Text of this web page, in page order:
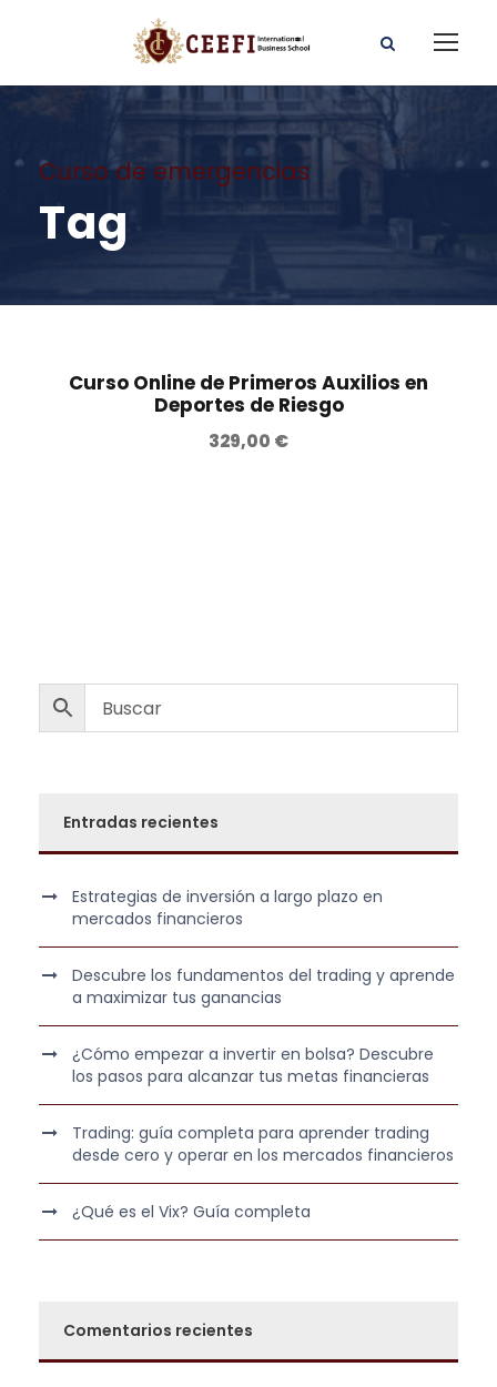
Curso de emergencias
Tag
Curso Online de Primeros Auxilios en
Deportes de Riesgo
329,00 €
Entradas recientes
Estrategias de inversión a largo plazo en
mercados financieros
Descubre los fundamentos del trading y aprende
a maximizar tus ganancias
¿Cómo empezar a invertir en bolsa? Descubre
los pasos para alcanzar tus metas financieras
Trading: guía completa para aprender trading
desde cero y operar en los mercados financieros
¿Qué es el Vix? Guía completa
Comentarios recientes